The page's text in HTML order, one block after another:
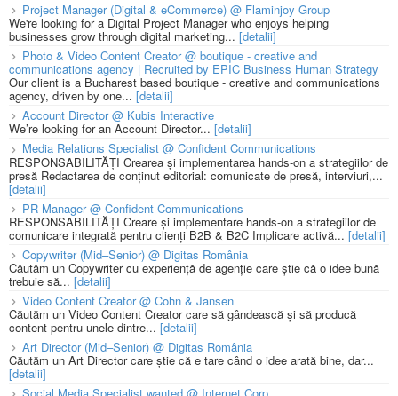
Project Manager (Digital & eCommerce) @ Flaminjoy Group
We're looking for a Digital Project Manager who enjoys helping
businesses grow through digital marketing... [detalii]
Photo & Video Content Creator @ boutique - creative and
communications agency | Recruited by EPIC Business Human Strategy
Our client is a Bucharest based boutique - creative and communications
agency, driven by one... [detalii]
Account Director @ Kubis Interactive
We’re looking for an Account Director... [detalii]
Media Relations Specialist @ Confident Communications
RESPONSABILITĂȚI Crearea și implementarea hands-on a strategiilor de
presă Redactarea de conținut editorial: comunicate de presă, interviuri,...
[detalii]
PR Manager @ Confident Communications
RESPONSABILITĂȚI Creare și implementare hands-on a strategiilor de
comunicare integrată pentru clienți B2B & B2C Implicare activă... [detalii]
Copywriter (Mid–Senior) @ Digitas România
Căutăm un Copywriter cu experiență de agenție care știe că o idee bună
trebuie să... [detalii]
Video Content Creator @ Cohn & Jansen
Căutăm un Video Content Creator care să gândească și să producă
content pentru unele dintre... [detalii]
Art Director (Mid–Senior) @ Digitas România
Căutăm un Art Director care știe că e tare când o idee arată bine, dar...
[detalii]